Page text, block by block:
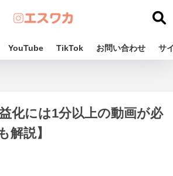
YouTube TikTok お問い合わせ サ
化には1分以上の動画が必
解説】